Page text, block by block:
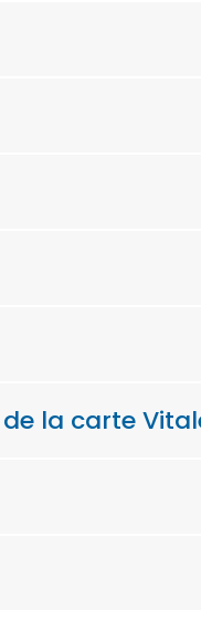
la carte